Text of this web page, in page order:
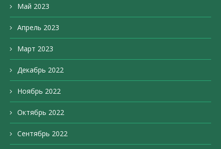
Май 2023
Апрель 2023
Март 2023
Декабрь 2022
Ноябрь 2022
Октябрь 2022
Сентябрь 2022